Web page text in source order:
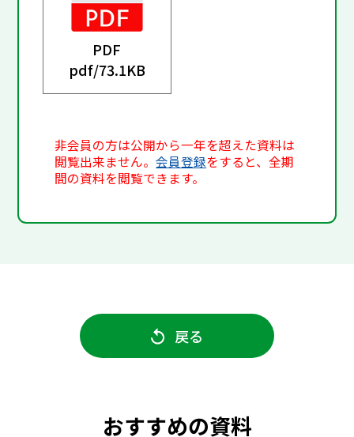
PDF
pdf/73.1KB
非会員の方は公開から一年を超えた資料は
閲覧出来ません。会員登録をすると、全期
間の資料を閲覧できます。
戻る
おすすめの資料